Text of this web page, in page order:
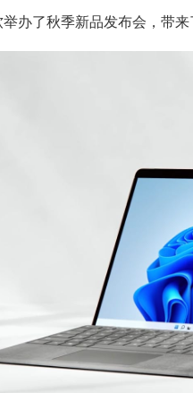
办了秋季新品发布会，带来